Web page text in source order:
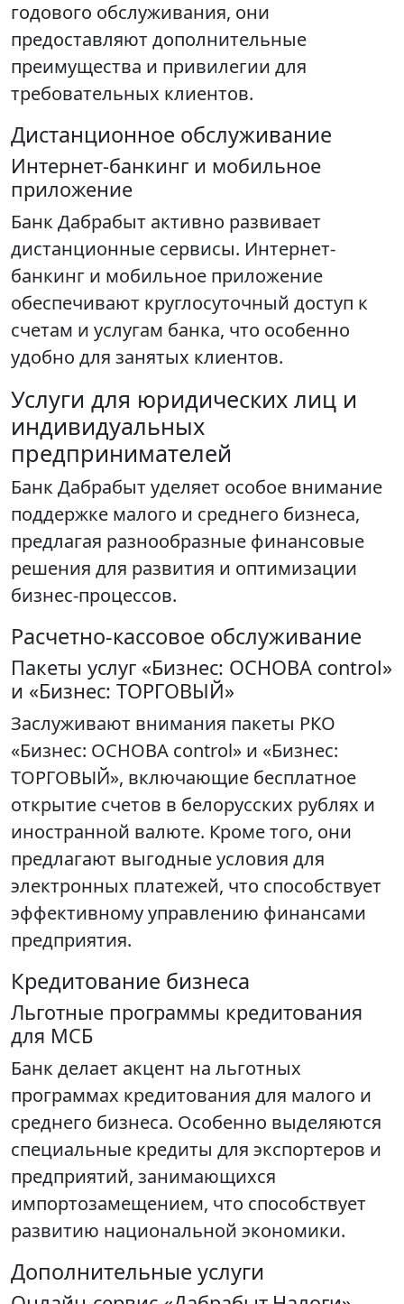
годового обслуживания, они
предоставляют дополнительные
преимущества и привилегии для
требовательных клиентов.
Дистанционное обслуживание
Интернет-банкинг и мобильное
приложение
Банк Дабрабыт активно развивает
дистанционные сервисы. Интернет-
банкинг и мобильное приложение
обеспечивают круглосуточный доступ к
счетам и услугам банка, что особенно
удобно для занятых клиентов.
Услуги для юридических лиц и
индивидуальных
предпринимателей
Банк Дабрабыт уделяет особое внимание
поддержке малого и среднего бизнеса,
предлагая разнообразные финансовые
решения для развития и оптимизации
бизнес-процессов.
Расчетно-кассовое обслуживание
Пакеты услуг «Бизнес: ОСНОВА control»
и «Бизнес: ТОРГОВЫЙ»
Заслуживают внимания пакеты РКО
«Бизнес: ОСНОВА control» и «Бизнес:
ТОРГОВЫЙ», включающие бесплатное
открытие счетов в белорусских рублях и
иностранной валюте. Кроме того, они
предлагают выгодные условия для
электронных платежей, что способствует
эффективному управлению финансами
предприятия.
Кредитование бизнеса
Льготные программы кредитования
для МСБ
Банк делает акцент на льготных
программах кредитования для малого и
среднего бизнеса. Особенно выделяются
специальные кредиты для экспортеров и
предприятий, занимающихся
импортозамещением, что способствует
развитию национальной экономики.
Дополнительные услуги